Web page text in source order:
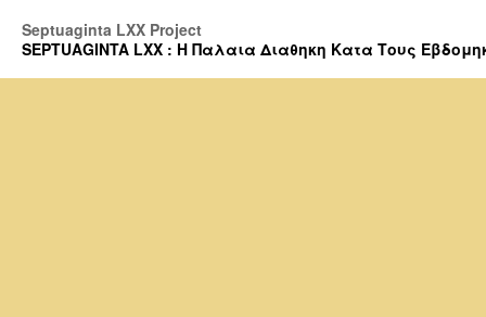
Septuaginta LXX Project
SEPTUAGINTA LXX : Η Παλαια Διαθηκη Κατα Τους